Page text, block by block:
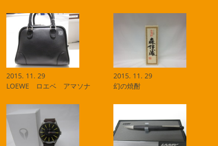
2015. 11. 29
LOEWE ロエベ アマソナ
2015. 11. 29
幻の焼酎